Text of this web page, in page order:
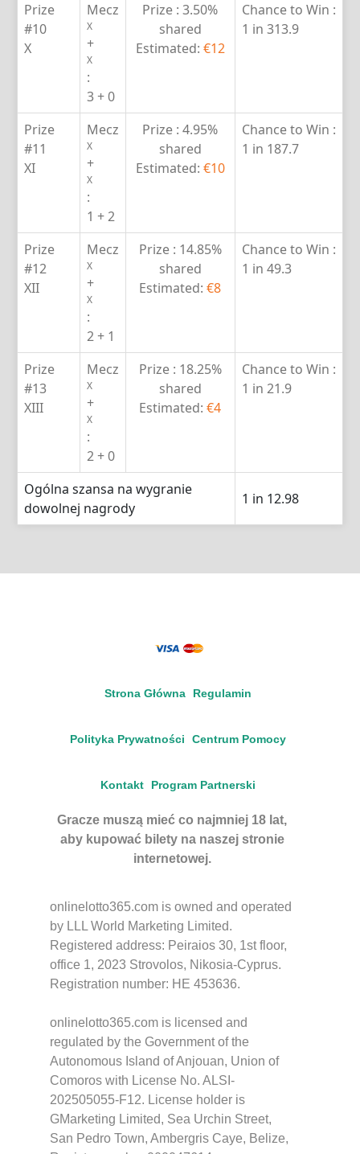
Prize
#10
X
Mecz
X
+
X
:
3 + 0
Prize : 3.50%
shared
Estimated: €12
Chance to Win :
1 in 313.9
Prize
#11
XI
Mecz
X
+
X
:
1 + 2
Prize : 4.95%
shared
Estimated: €10
Chance to Win :
1 in 187.7
Prize
#12
XII
Mecz
X
+
X
:
2 + 1
Prize : 14.85%
shared
Estimated: €8
Chance to Win :
1 in 49.3
Prize
#13
XIII
Mecz
X
+
X
:
2 + 0
Prize : 18.25%
shared
Estimated: €4
Chance to Win :
1 in 21.9
Ogólna szansa na wygranie
dowolnej nagrody
1 in 12.98
Strona Główna Regulamin
Polityka Prywatności Centrum Pomocy
Kontakt Program Partnerski
Gracze muszą mieć co najmniej 18 lat,
aby kupować bilety na naszej stronie
internetowej.
onlinelotto365.com is owned and operated
by LLL World Marketing Limited.
Registered address: Peiraios 30, 1st floor,
office 1, 2023 Strovolos, Nikosia-Cyprus.
Registration number: HE 453636.
onlinelotto365.com is licensed and
regulated by the Government of the
Autonomous Island of Anjouan, Union of
Comoros with License No. ALSI-
202505055-F12. License holder is
GMarketing Limited, Sea Urchin Street,
San Pedro Town, Ambergris Caye, Belize,